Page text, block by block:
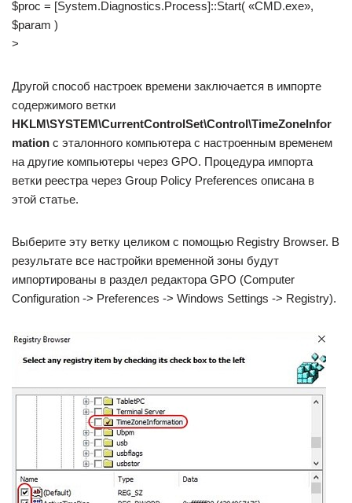
$proc = [System.Diagnostics.Process]::Start( «CMD.exe»,
$param )
>
Другой способ настроек времени заключается в импорте
содержимого ветки
HKLM\SYSTEM\CurrentControlSet\Control\TimeZoneInfor
mation с эталонного компьютера с настроенным временем
на другие компьютеры через GPO. Процедура импорта
ветки реестра через Group Policy Preferences описана в
этой статье.
Выберите эту ветку целиком с помощью Registry Browser. В
результате все настройки временной зоны будут
импортированы в раздел редактора GPO (Computer
Configuration -> Preferences -> Windows Settings -> Registry).